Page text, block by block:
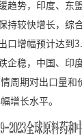
趋势，印度、东
持较快增长，综
口增幅预计达到
企稳，中国、印
周期对出口量和
增长水平。